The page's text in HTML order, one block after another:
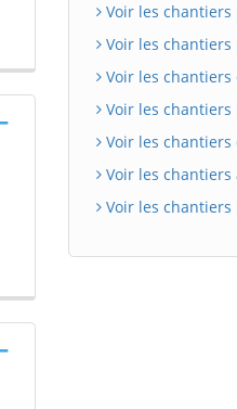
Voir les
Voir les
Voir les
Voir les chantiers
Voir les
Voir les
Voir les